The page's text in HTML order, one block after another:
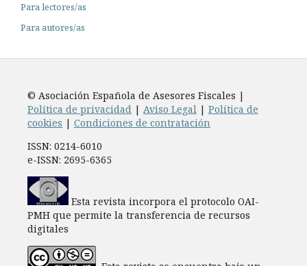
Para lectores/as
Para autores/as
© Asociación Española de Asesores Fiscales |
Política de privacidad | Aviso Legal | Política de
cookies | Condiciones de contratación
ISSN: 0214-6010
e-ISSN: 2695-6365
Esta revista incorpora el protocolo OAI-
PMH que permite la transferencia de recursos
digitales